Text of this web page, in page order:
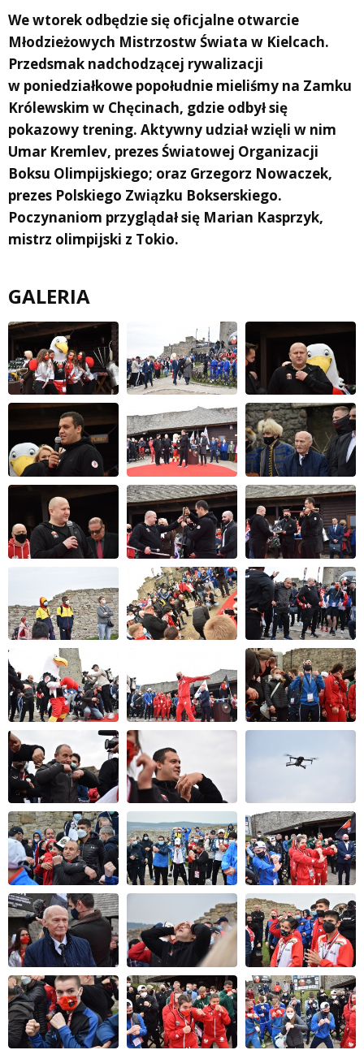
We wtorek odbędzie się oficjalne otwarcie
Młodzieżowych Mistrzostw Świata w Kielcach.
Przedsmak nadchodzącej rywalizacji
w poniedziałkowe popołudnie mieliśmy na Zamku
Królewskim w Chęcinach, gdzie odbył się
pokazowy trening. Aktywny udział wzięli w nim
Umar Kremlev, prezes Światowej Organizacji
Boksu Olimpijskiego; oraz Grzegorz Nowaczek,
prezes Polskiego Związku Bokserskiego.
Poczynaniom przyglądał się Marian Kasprzyk,
mistrz olimpijski z Tokio.
GALERIA